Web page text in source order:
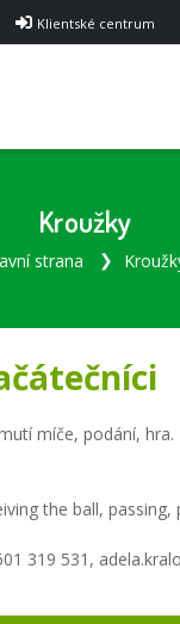
Klientské centrum
Kroužky
strana
míče, podání, hra.
the ball, passing,
319 531,